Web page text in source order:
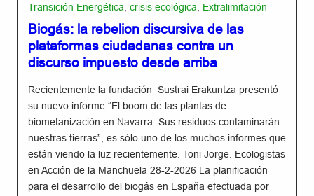
Transición Energética crisis ecológica Extralimitación
Biogás: la rebelion discursiva de las
plataformas ciudadanas contra un
discurso impuesto desde arriba
Recientemente la fundación Sustrai Erakuntza presentó
su nuevo informe “El boom de las plantas de
biometanización en Navarra. Sus residuos contaminarán
nuestras tierras”, es sólo uno de los muchos informes que
están viendo la luz recientemente. Toni Jorge. Ecologistas
en Acción de la Manchuela 28-2-2026 La planificación
para el desarrollo del biogás en España efectuada por